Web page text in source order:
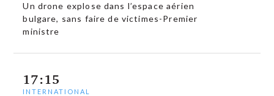
Un drone explose dans l’espace aérien
bulgare, sans faire de victimes-Premier
ministre
17:15
INTERNATIONAL